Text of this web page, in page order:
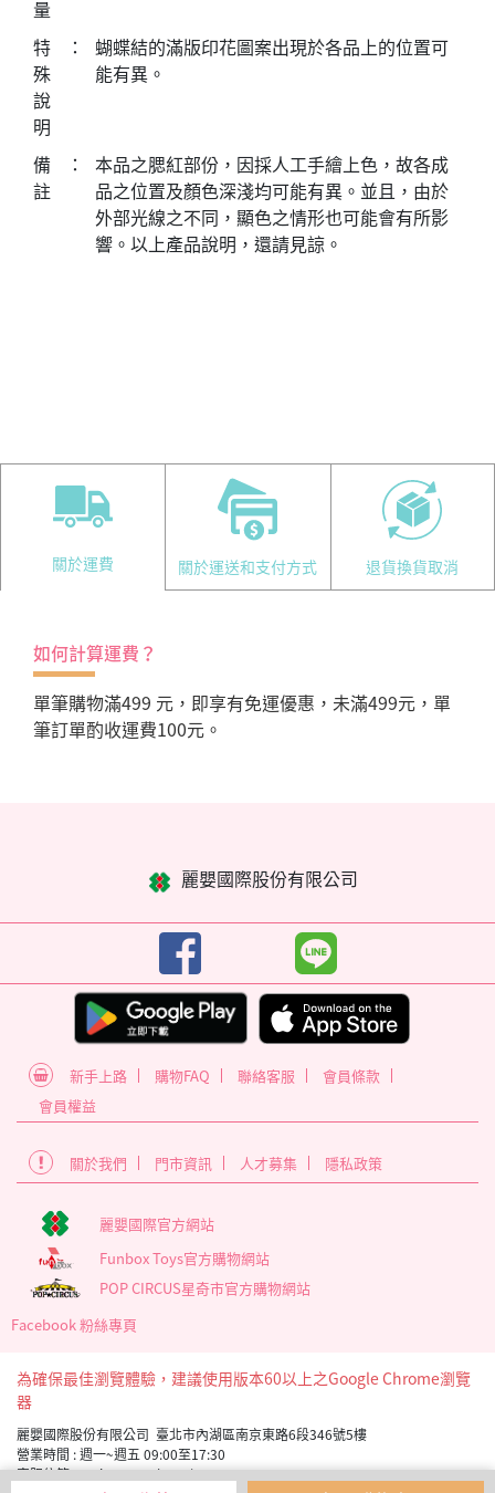
量
特
殊
說
明
：
蝴蝶結的滿版印花圖案出現於各品上的位置可
能有異。
備
註
：
本品之腮紅部份，因採人工手繪上色，故各成
品之位置及顏色深淺均可能有異。並且，由於
外部光線之不同，顯色之情形也可能會有所影
響。以上產品說明，還請見諒。
關於運費 關於運送和支付方式 退貨換貨取消
如何計算運費？
單筆購物滿499 元，即享有免運優惠，未滿499元，單
筆訂單酌收運費100元。
麗嬰國際股份有限公司
新手上路 購物FAQ 聯絡客服
會員條款
會員權益
關於我們 門市資訊 人才募集 隱私政策
麗嬰國際官方網站
Funbox Toys官方購物網站
POP CIRCUS星奇市官方購物網站
Facebook 粉絲專頁
為確保最佳瀏覽體驗，建議使用版本60以上之Google Chrome瀏覽
器
麗嬰國際股份有限公司 臺北市內湖區南京東路6段346號5樓
營業時間 : 週一~週五 09:00至17:30
客服信箱 service_member@letoy.com.tw